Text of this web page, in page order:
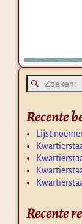
Recente
Lijst
Recente